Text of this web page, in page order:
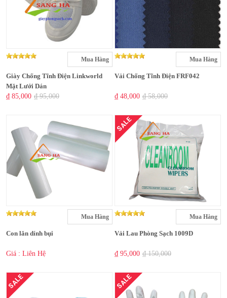
Mua Hàng
Giày Chống Tĩnh Điện Linkworld
Mặt Lưới Dán
₫ 85,000 ₫ 95,000
Mua Hàng
Vải Chống Tĩnh Điện FRF042
₫ 48,000 ₫ 58,000
Mua Hàng
Con lăn dính bụi
Giá : Liên Hệ
SALE
Mua Hàng
Vải Lau Phòng Sạch 1009D
₫ 95,000 ₫ 150,000
SALE SALE